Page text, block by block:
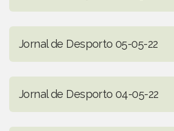
Jornal de Desporto 05-05-22
Jornal de Desporto 04-05-22